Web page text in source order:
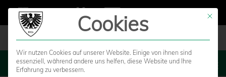
MENU
Mit
Cookies
Wir nutzen Cookies auf unserer Website. Einige von ihnen sind
essenziell, während andere uns helfen, diese Website und Ihre
Erfahrung zu verbessern.